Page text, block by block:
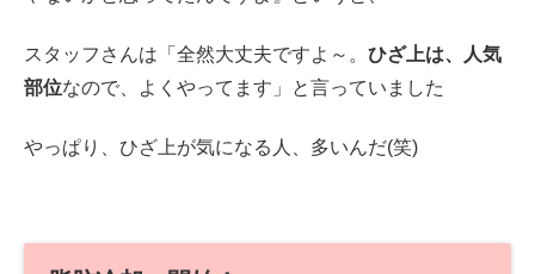
スタッフさんは「全然大丈夫ですよ～。 ひざ上は、人気
部位なので、よくやってます」と言っていました
やっぱり、ひざ上が気になる人、多いんだ(笑)